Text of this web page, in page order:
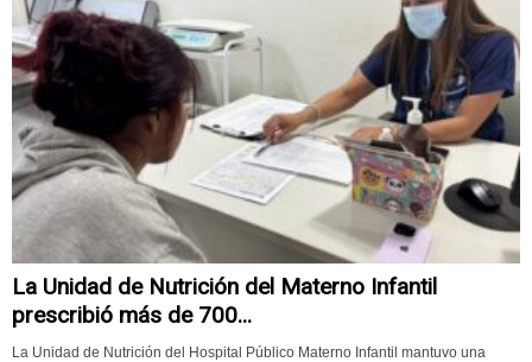
La Unidad de Nutrición del Materno Infantil
prescribió más de 700...
La Unidad de Nutrición del Hospital Público Materno Infantil mantuvo una